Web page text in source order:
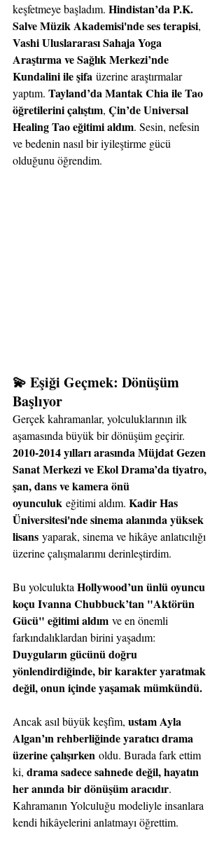
keşfetmeye başladım. Hindistan’da P.K.
Salve Müzik Akademisi'nde ses terapisi,
Vashi Uluslararası Sahaja Yoga
Araştırma ve Sağlık Merkezi’nde
Kundalini ile şifa üzerine araştırmalar
yaptım. Tayland’da Mantak Chia ile Tao
öğretilerini çalıştım, Çin’de Universal
Healing Tao eğitimi aldım. Sesin, nefesin
ve bedenin nasıl bir iyileştirme gücü
olduğunu öğrendim.
💫 Eşiği Geçmek: Dönüşüm
Başlıyor
Gerçek kahramanlar, yolculuklarının ilk
aşamasında büyük bir dönüşüm geçirir.
2010-2014 yılları arasında Müjdat Gezen
Sanat Merkezi ve Ekol Drama’da tiyatro,
şan, dans ve kamera önü
oyunculuk eğitimi aldım. Kadir Has
Üniversitesi'nde sinema alanında yüksek
lisans yaparak, sinema ve hikâye anlatıcılığı
üzerine çalışmalarımı derinleştirdim.
Bu yolculukta Hollywood’un ünlü oyuncu
koçu Ivanna Chubbuck’tan "Aktörün
Gücü" eğitimi aldım ve en önemli
farkındalıklardan birini yaşadım:
Duyguların gücünü doğru
yönlendirdiğinde, bir karakter yaratmak
değil, onun içinde yaşamak mümkündü.
Ancak asıl büyük keşfim, ustam Ayla
Algan’ın rehberliğinde yaratıcı drama
üzerine çalışırken oldu. Burada fark ettim
ki, drama sadece sahnede değil, hayatın
her anında bir dönüşüm aracıdır.
Kahramanın Yolculuğu modeliyle insanlara
kendi hikâyelerini anlatmayı öğrettim.